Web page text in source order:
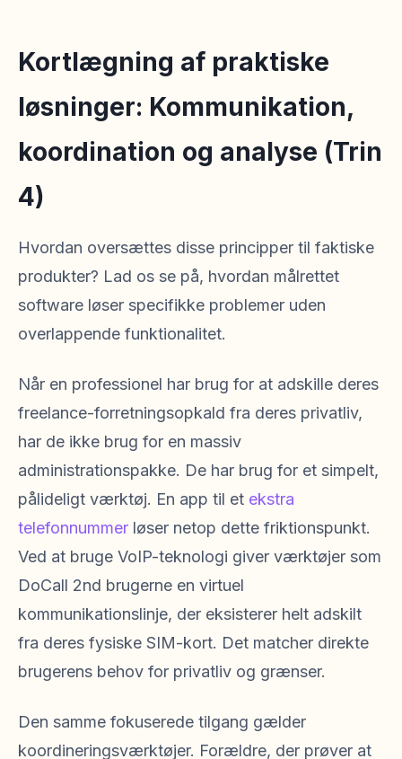
Kortlægning af praktiske
løsninger: Kommunikation,
koordination og analyse (Trin
4)
Hvordan oversættes disse principper til faktiske
produkter? Lad os se på, hvordan målrettet
software løser specifikke problemer uden
overlappende funktionalitet.
Når en professionel har brug for at adskille deres
freelance-forretningsopkald fra deres privatliv,
har de ikke brug for en massiv
administrationspakke. De har brug for et simpelt,
pålideligt værktøj. En app til et ekstra
telefonnummer løser netop dette friktionspunkt.
Ved at bruge VoIP-teknologi giver værktøjer som
DoCall 2nd brugerne en virtuel
kommunikationslinje, der eksisterer helt adskilt
fra deres fysiske SIM-kort. Det matcher direkte
brugerens behov for privatliv og grænser.
Den samme fokuserede tilgang gælder
koordineringsværktøjer. Forældre, der prøver at